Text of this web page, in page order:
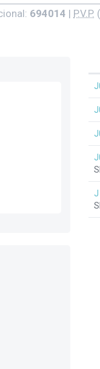
694014 | P.V.P.
J